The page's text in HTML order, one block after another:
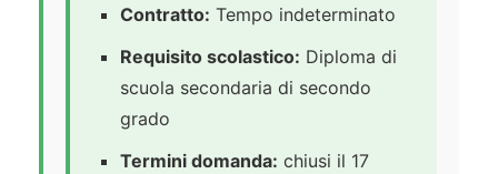
Contratto: Tempo indeterminato
Requisito scolastico: Diploma di
scuola secondaria di secondo
grado
Termini domanda: chiusi il 17